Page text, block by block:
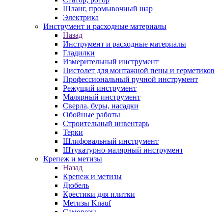
Шланг, промывочный шар
Электрика
Инструмент и расходные материалы
Назад
Инструмент и расходные материалы
Гладилки
Измерительный инструмент
Пистолет для монтажной пены и герметиков
Профессиональный ручной инструмент
Режущий инструмент
Малярный инструмент
Сверла, буры, насадки
Обойные работы
Строительный инвентарь
Терки
Шлифовальный инструмент
Штукатурно-малярный инструмент
Крепеж и метизы
Назад
Крепеж и метизы
Дюбель
Крестики для плитки
Метизы Knauf